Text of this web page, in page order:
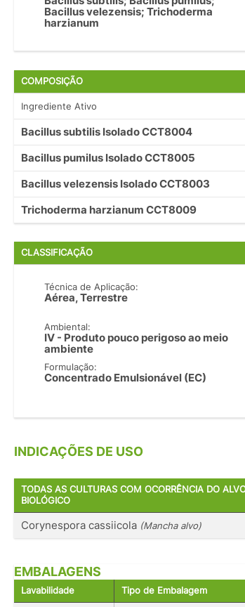
Bacillus velezensis; Trichoderma
harzianum
COMPOSIÇÃO
Ingrediente Ativo
Bacillus subtilis Isolado CCT8004
Bacillus pumilus Isolado CCT8005
Bacillus velezensis Isolado CCT8003
Trichoderma harzianum CCT8009
CLASSIFICAÇÃO
Técnica de Aplicação:
Aérea, Terrestre
Ambiental:
IV - Produto pouco perigoso ao meio
ambiente
Formulação:
Concentrado Emulsionável (EC)
INDICAÇÕES DE USO
TODAS AS CULTURAS COM OCORRÊNCIA DO
BIOLÓGICO
Corynespora cassiicola (Mancha alvo)
EMBALAGENS
Lavabilidade Tipo de Embalagem